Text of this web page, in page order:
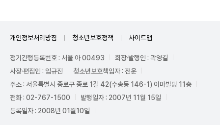
개인정보처리방침 청소년보호정책 사이트맵
정기간행등록번호 : 서울 아 00493
회장·발행인 : 곽영길
사장·편집인 : 임규진
청소년보호책임자 : 전운
주소 : 서울특별시 종로구 종로 1길 42(수송동 146-1) 이마빌딩 11층
전화 : 02-767-1500
발행일자 : 2007년 11월 15일
등록일자 : 2008년 01월10일